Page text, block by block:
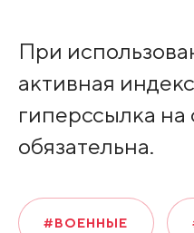
При
активная
гиперссылка на
обязательна.
#ВОЕННЫЕ